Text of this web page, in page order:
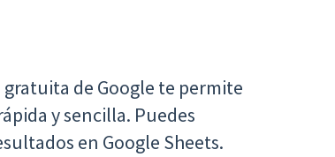
de Google te permite
y sencilla. Puedes
en Google Sheets.